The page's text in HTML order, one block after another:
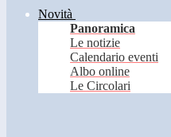
Novità
Panoramica
Le notizie
Calendario eventi
Albo online
Le Circolari